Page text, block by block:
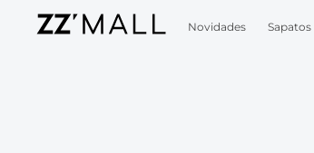
Novidades Sapatos